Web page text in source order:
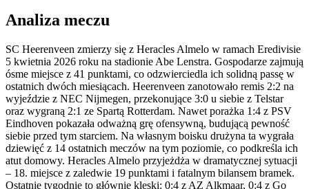
Analiza meczu
SC Heerenveen zmierzy się z Heracles Almelo w ramach Eredivisie
5 kwietnia 2026 roku na stadionie Abe Lenstra. Gospodarze zajmują
ósme miejsce z 41 punktami, co odzwierciedla ich solidną passę w
ostatnich dwóch miesiącach. Heerenveen zanotowało remis 2:2 na
wyjeździe z NEC Nijmegen, przekonujące 3:0 u siebie z Telstar
oraz wygraną 2:1 ze Spartą Rotterdam. Nawet porażka 1:4 z PSV
Eindhoven pokazała odważną grę ofensywną, budującą pewność
siebie przed tym starciem. Na własnym boisku drużyna ta wygrała
dziewięć z 14 ostatnich meczów na tym poziomie, co podkreśla ich
atut domowy. Heracles Almelo przyjeżdża w dramatycznej sytuacji
– 18. miejsce z zaledwie 19 punktami i fatalnym bilansem bramek.
Ostatnie tygodnie to głównie klęski: 0:4 z AZ Alkmaar, 0:4 z Go